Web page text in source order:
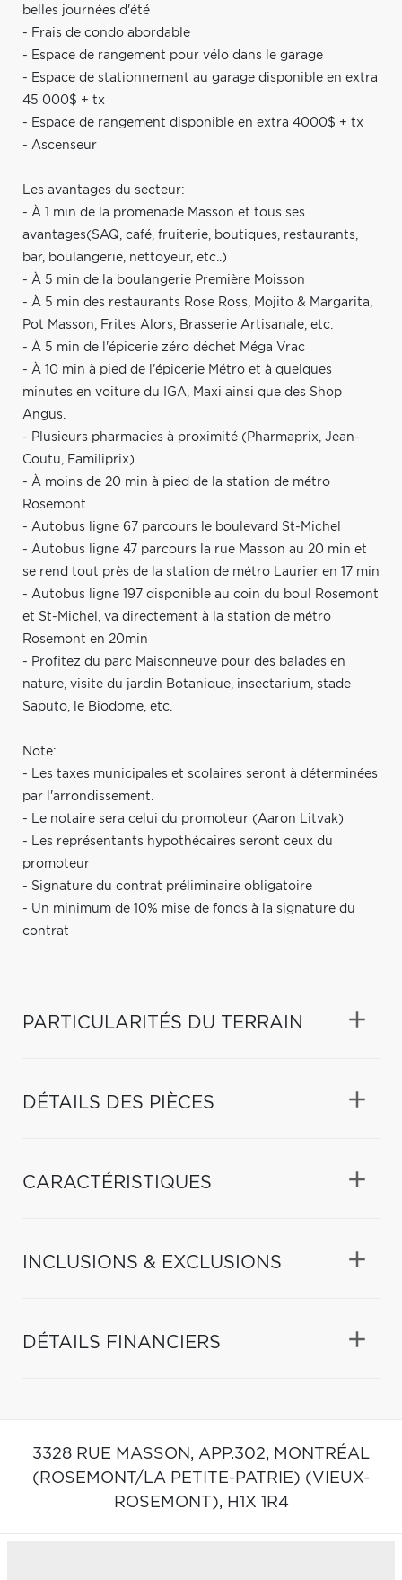
belles journées d'été
- Frais de condo abordable
- Espace de rangement pour vélo dans le garage
- Espace de stationnement au garage disponible en extra
45 000$ + tx
- Espace de rangement disponible en extra 4000$ + tx
- Ascenseur
Les avantages du secteur:
- À 1 min de la promenade Masson et tous ses
avantages(SAQ, café, fruiterie, boutiques, restaurants,
bar, boulangerie, nettoyeur, etc..)
- À 5 min de la boulangerie Première Moisson
- À 5 min des restaurants Rose Ross, Mojito & Margarita,
Pot Masson, Frites Alors, Brasserie Artisanale, etc.
- À 5 min de l'épicerie zéro déchet Méga Vrac
- À 10 min à pied de l'épicerie Métro et à quelques
minutes en voiture du IGA, Maxi ainsi que des Shop
Angus.
- Plusieurs pharmacies à proximité (Pharmaprix, Jean-
Coutu, Familiprix)
- À moins de 20 min à pied de la station de métro
Rosemont
- Autobus ligne 67 parcours le boulevard St-Michel
- Autobus ligne 47 parcours la rue Masson au 20 min et
se rend tout près de la station de métro Laurier en 17 min
- Autobus ligne 197 disponible au coin du boul Rosemont
et St-Michel, va directement à la station de métro
Rosemont en 20min
- Profitez du parc Maisonneuve pour des balades en
nature, visite du jardin Botanique, insectarium, stade
Saputo, le Biodome, etc.
Note:
- Les taxes municipales et scolaires seront à déterminées
par l'arrondissement.
- Le notaire sera celui du promoteur (Aaron Litvak)
- Les représentants hypothécaires seront ceux du
promoteur
- Signature du contrat préliminaire obligatoire
- Un minimum de 10% mise de fonds à la signature du
contrat
PARTICULARITÉS DU TERRAIN
DÉTAILS DES PIÈCES
CARACTÉRISTIQUES
INCLUSIONS & EXCLUSIONS
DÉTAILS FINANCIERS
3328 RUE MASSON, APP.302, MONTRÉAL
(ROSEMONT/LA PETITE-PATRIE) (VIEUX-
ROSEMONT), H1X 1R4